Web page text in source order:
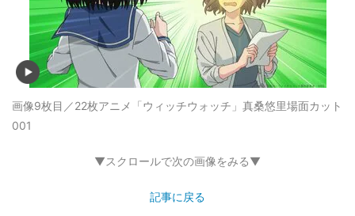
画像9枚目／22枚アニメ「ウィッチウォッチ」真桑悠里場面カット
001
▼スクロールで次の画像をみる▼
記事に戻る